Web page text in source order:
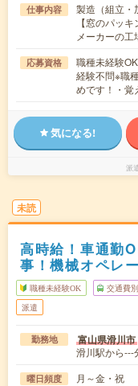
仕事内容
製造（組立・
【窓のパッ
メーカーの
応募資格
職種未経験OK
経験不問※職
めです！・
気になる!
派
未読
高時給！車通勤
事！機械オペレ
職種未経験OK 交通費
派遣
勤務地 富山県滑川市
滑川駅から---
曜日頻度 月～金・祝